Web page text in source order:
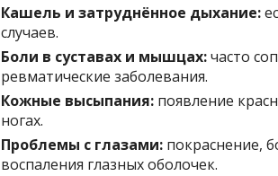
Кашель и затруднённое дыхание:
случаев.
Боли в суставах и мышцах:часто
ревматические заболевания.
Кожные высыпания: появление
ногах.
Проблемы с глазами: покраснение,
воспаления глазных оболочек.